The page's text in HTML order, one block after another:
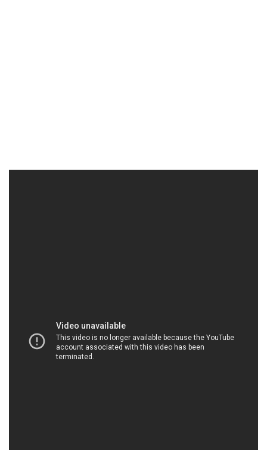
thương mại hóa chất tại Thành phố Hồ Chí Minh
Xin chào! Bài viết về Công ty Hóa Chất Đắc Trường